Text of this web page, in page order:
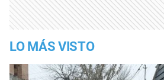
LO MÁS VISTO